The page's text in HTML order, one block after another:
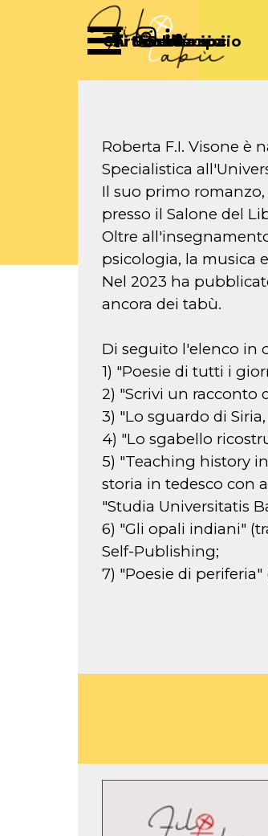
Salta menù
Chi Siamo
ArticoliPartecipa
Sostienici
Diventa socio
Roberta F.I. Visone è
Specialistica
Il suo primo
presso il Salone del
Oltre
psicologia, la musica
Nel 2023 ha
ancora dei tabù.
Di seguito l'elenco in
1) "Poesie di tutti i
2) "Scrivi un racconto
3) "Lo sguardo di
4) "Lo sgabello
5) "Teaching history
storia in tedesco con
"Studia Universitatis
6) "Gli opali indiani"
Self-Publishing;
7) "Poesie di